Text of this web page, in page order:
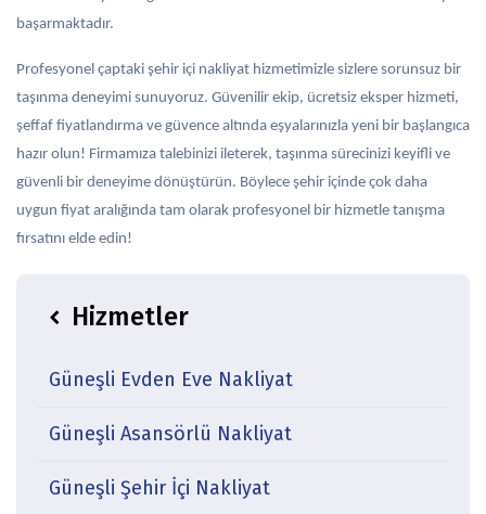
başarmaktadır.
Profesyonel çaptaki şehir içi nakliyat hizmetimizle sizlere sorunsuz bir
taşınma deneyimi sunuyoruz. Güvenilir ekip, ücretsiz eksper hizmeti,
şeffaf fiyatlandırma ve güvence altında eşyalarınızla yeni bir başlangıca
hazır olun! Firmamıza talebinizi ileterek, taşınma sürecinizi keyifli ve
güvenli bir deneyime dönüştürün. Böylece şehir içinde çok daha
uygun fiyat aralığında tam olarak profesyonel bir hizmetle tanışma
fırsatını elde edin!
iconHizmetler
Güneşli Evden Eve Nakliyat
Güneşli Asansörlü Nakliyat
Güneşli Şehir İçi Nakliyat